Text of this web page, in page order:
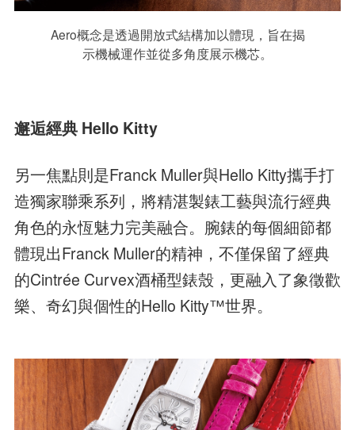
Aero概念是透過開放式結構加以體現，旨在揭
示機械運作並從多角度展示機芯。
邂逅經典 Hello Kitty
另一焦點則是Franck Muller與Hello Kitty攜手打
造獨家聯乘系列，將精湛製錶工藝與流行經典
角色的永恆魅力完美融合。腕錶的每個細節都
體現出Franck Muller的精神，不僅保留了經典
的Cintrée Curvex酒桶型錶殼，更融入了象徵歡
樂、奇幻與個性的Hello Kitty™世界。